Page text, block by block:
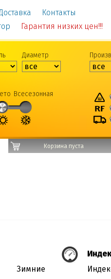
Контакты
Гарантия низких цен!!!
Диаметр
Всесезонная
Корзина пуста
Зимние